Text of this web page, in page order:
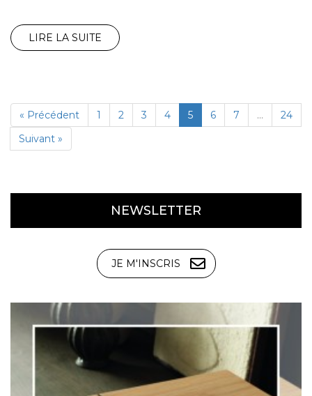
LIRE LA SUITE
« Précédent 1 2 3 4 5 6 7 …
24
Suivant »
NEWSLETTER
JE M'INSCRIS